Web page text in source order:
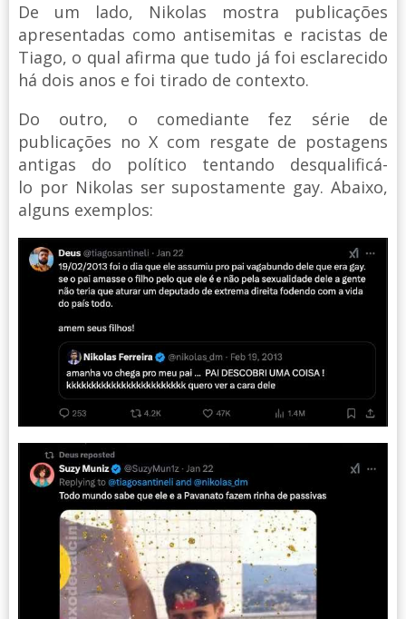
De um lado, Nikolas mostra publicações
apresentadas como antisemitas e racistas de
Tiago, o qual afirma que tudo já foi esclarecido
há dois anos e foi tirado de contexto.
Do outro, o comediante fez série de
publicações no X com resgate de postagens
antigas do político tentando desqualificá-
lo por Nikolas ser supostamente gay. Abaixo,
alguns exemplos: